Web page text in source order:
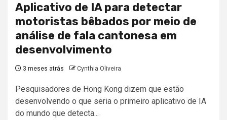
Aplicativo de IA para detectar
motoristas bêbados por meio de
análise de fala cantonesa em
desenvolvimento
3 meses atrás Cynthia Oliveira
Pesquisadores de Hong Kong dizem que estão
desenvolvendo o que seria o primeiro aplicativo de IA
do mundo que detecta...